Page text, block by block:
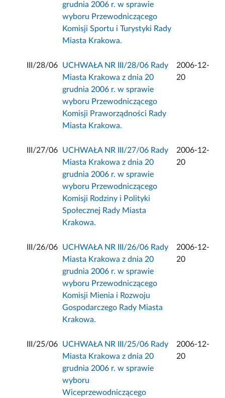
grudnia 2006 r. w sprawie
wyboru Przewodniczącego
Komisji Sportu i Turystyki Rady
Miasta Krakowa.
III/28/06
UCHWAŁA NR III/28/06 Rady
Miasta Krakowa z dnia 20
grudnia 2006 r. w sprawie
wyboru Przewodniczącego
Komisji Praworządności Rady
Miasta Krakowa.
2006-12-
20
III/27/06
UCHWAŁA NR III/27/06 Rady
Miasta Krakowa z dnia 20
grudnia 2006 r. w sprawie
wyboru Przewodniczącego
Komisji Rodziny i Polityki
Społecznej Rady Miasta
Krakowa.
2006-12-
20
III/26/06
UCHWAŁA NR III/26/06 Rady
Miasta Krakowa z dnia 20
grudnia 2006 r. w sprawie
wyboru Przewodniczącego
Komisji Mienia i Rozwoju
Gospodarczego Rady Miasta
Krakowa.
2006-12-
20
III/25/06
UCHWAŁA NR III/25/06 Rady
Miasta Krakowa z dnia 20
grudnia 2006 r. w sprawie
wyboru
Wiceprzewodniczącego
2006-12-
20